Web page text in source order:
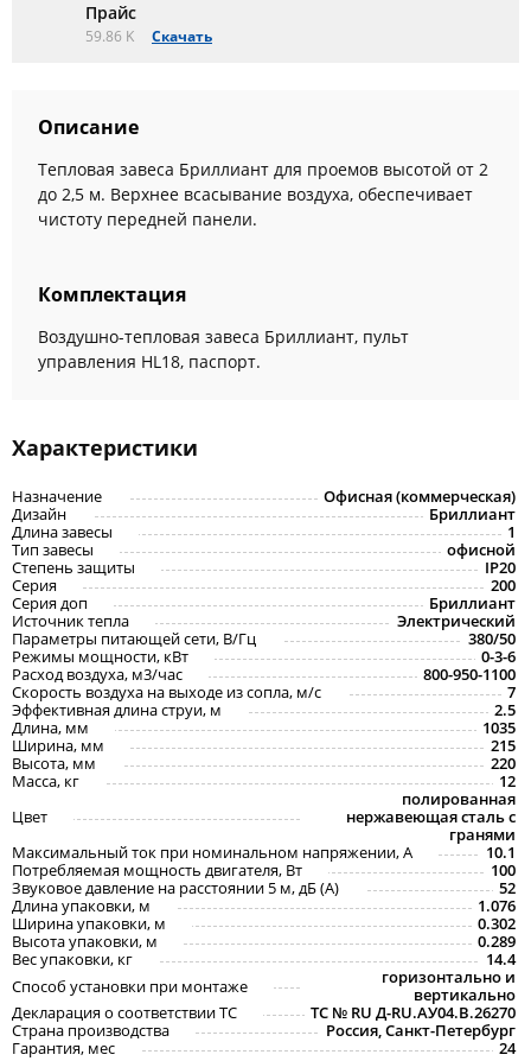
Прайс
59.86 K Скачать
Описание
Тепловая завеса Бриллиант для проемов высотой от 2
до 2,5 м. Верхнее всасывание воздуха, обеспечивает
чистоту передней панели.
Комплектация
Воздушно-тепловая завеса Бриллиант, пульт
управления HL18, паспорт.
Характеристики
Назначение
Офисная (коммерческая)
Дизайн
Бриллиант
Длина завесы
1
Тип завесы
офисной
Степень защиты
IP20
Серия
200
Серия доп
Бриллиант
Источник тепла
Электрический
Параметры питающей сети, В/Гц
380/50
Режимы мощности, кВт
0-3-6
Расход воздуха, м3/час
800-950-1100
Скорость воздуха на выходе из сопла, м/с
7
Эффективная длина струи, м
2.5
Длина, мм
1035
Ширина, мм
215
Высота, мм
220
Масса, кг
12
Цвет
полированная
нержавеющая сталь с
гранями
Максимальный ток при номинальном напряжении, A
10.1
Потребляемая мощность двигателя, Вт
100
Звуковое давление на расстоянии 5 м, дБ (A)
52
Длина упаковки, м
1.076
Ширина упаковки, м
0.302
Высота упаковки, м
0.289
Вес упаковки, кг
14.4
Способ установки при монтаже
горизонтально и
вертикально
Декларация о соответствии ТС
ТС № RU Д-RU.АУ04.B.26270
Страна производства
Россия, Санкт-Петербург
Гарантия, мес
24